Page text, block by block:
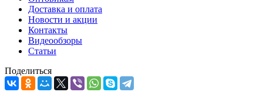
Доставка и оплата
Новости и акции
Контакты
Видеообзоры
Статьи
Поделиться